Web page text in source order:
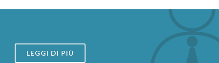
LEGGI DI PIÙ